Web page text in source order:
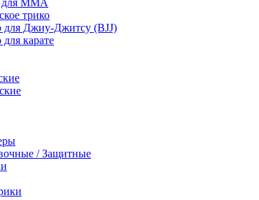
для ММА
трико
для Джиу-Джитсу (BJJ)
карате
/ Защитные